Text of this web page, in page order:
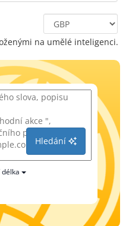
na umělé inteligenci.
Hledání